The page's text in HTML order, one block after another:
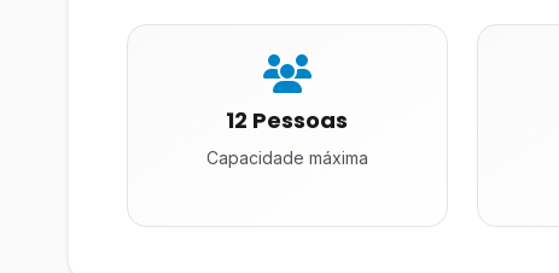
12 Pessoas
Capacidade máxima